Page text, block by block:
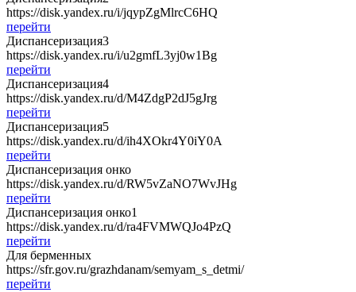
https://disk.yandex.ru/i/jqypZgMlrcC6HQ
перейти
Диспансеризация3
https://disk.yandex.ru/i/u2gmfL3yj0w1Bg
перейти
Диспансеризация4
https://disk.yandex.ru/d/M4ZdgP2dJ5gJrg
перейти
Диспансеризация5
https://disk.yandex.ru/d/ih4XOkr4Y0iY0A
перейти
Диспансеризация онко
https://disk.yandex.ru/d/RW5vZaNO7WvJHg
перейти
Диспансеризация онко1
https://disk.yandex.ru/d/ra4FVMWQJo4PzQ
перейти
Для берменных
https://sfr.gov.ru/grazhdanam/semyam_s_detmi/
перейти